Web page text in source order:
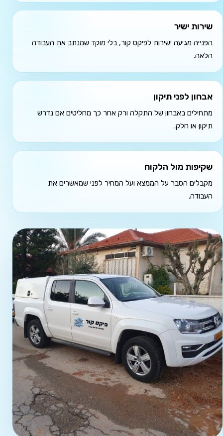
שירות ישיר
הפנייה מגיעה ישירות לפיקס קור, בלי מוקד שמנתב את העבודה
הלאה.
אבחון לפני תיקון
מתחילים באבחון של התקלה ורק אחר כך מחליטים אם נדרש
תיקון או חלק.
שקיפות מול הלקוח
מקבלים הסבר על הממצא ועל המחיר לפני שמאשרים את
העבודה.